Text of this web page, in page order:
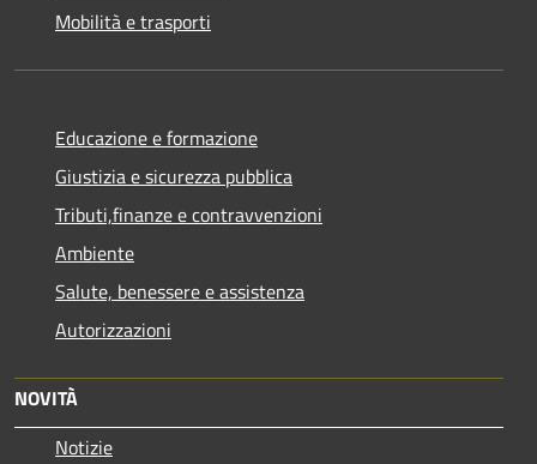
Mobilità e trasporti
Educazione e formazione
Giustizia e sicurezza pubblica
Tributi,finanze e contravvenzioni
Ambiente
Salute, benessere e assistenza
Autorizzazioni
NOVITÀ
Notizie